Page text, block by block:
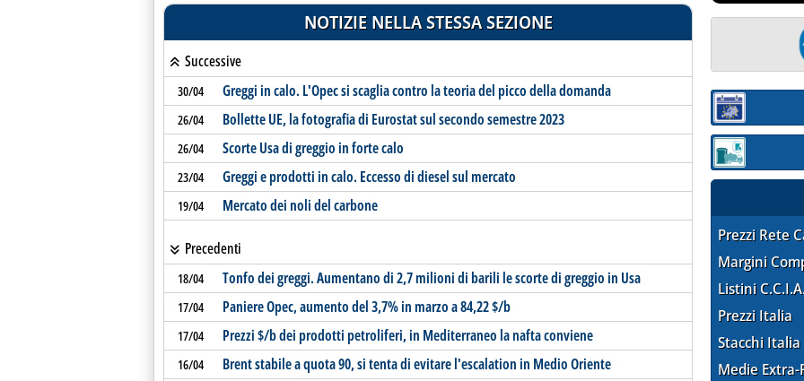
NOTIZIE NELLA STESSA SEZIONE
Successive
30/04 Greggi in calo. L'Opec si scaglia contro la teoria del picco della domanda
26/04 Bollette UE, la fotografia di Eurostat sul secondo semestre 2023
26/04 Scorte Usa di greggio in forte calo
23/04 Greggi e prodotti in calo. Eccesso di diesel sul mercato
19/04 Mercato dei noli del carbone
Precedenti
18/04 Tonfo dei greggi. Aumentano di 2,7 milioni di barili le scorte di greggio in Usa
17/04 Paniere Opec, aumento del 3,7% in marzo a 84,22 $/b
17/04 Prezzi $/b dei prodotti petroliferi, in Mediterraneo la nafta conviene
16/04 Brent stabile a quota 90, si tenta di evitare l'escalation in Medio Oriente
Sezione:
Sezione:
Prezzi Rete
Margini
Listini
Prezzi Italia
Stacchi Italia
Medie Extra-